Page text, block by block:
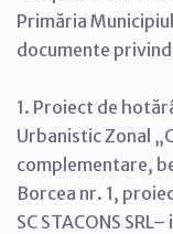
Primăria
documente
1. Proiect de
Urbanistic Zonal
complementare,
Borcea nr. 1,
SC STACONS